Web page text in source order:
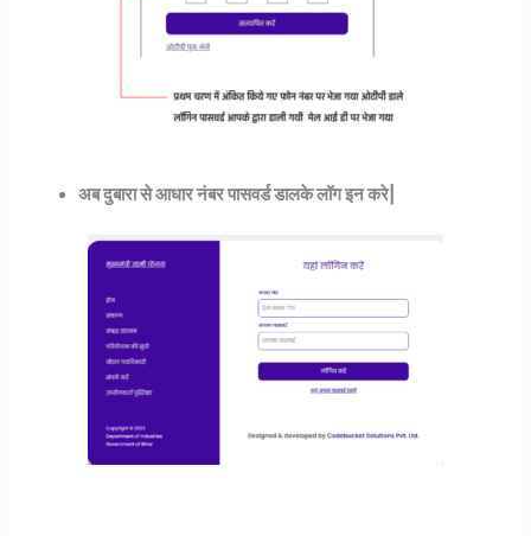
अब दुबारा से आधार नंबर पासवर्ड डालके लॉग इन करे|